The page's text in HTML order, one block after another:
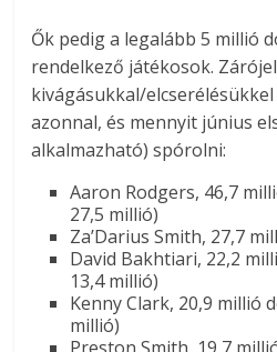
Ők pedig a legalább 5 millió
rendelkező játékosok.
kivágásukkal/
azonnal, és mennyit június
alkalmazható) spórolni:
Aaron Rodgers, 46,7
27,5 millió)
Za’Darius Smith, 27,7
David Bakhtiari, 22,2
13,4 millió)
Kenny Clark, 20,9 millió
millió)